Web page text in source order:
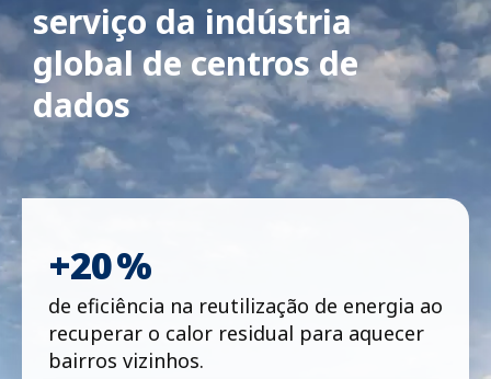
serviço da indústria
global de centros de
dados
+20 %
de eficiência na reutilização de energia ao
recuperar o calor residual para aquecer
bairros vizinhos.